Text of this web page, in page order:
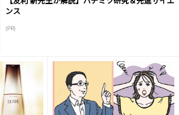
ンス
(PR)